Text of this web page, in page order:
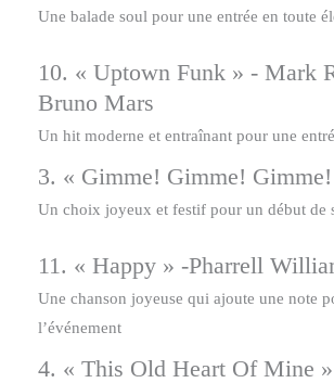
Une balade soul pour une entrée en toute
10. « Uptown Funk » - Mark
Bruno Mars
Un hit moderne et entraînant pour une
3. « Gimme! Gimme!
Un choix joyeux et festif pour un début de
11. « Happy » -Pharrell
Une chanson joyeuse qui ajoute une note
l’événement
4. « This Old Heart Of Mine